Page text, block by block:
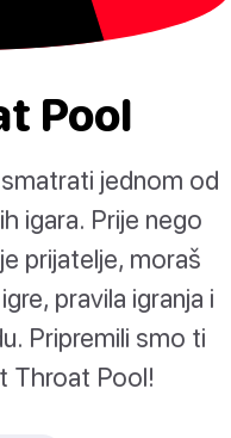
Pool
jednom od
igara. Prije nego
prijatelje, moraš
pravila igranja i
Pripremili smo ti
Throat Pool!